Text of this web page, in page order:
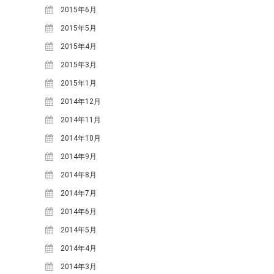
2015年6月
2015年5月
2015年4月
2015年3月
2015年1月
2014年12月
2014年11月
2014年10月
2014年9月
2014年8月
2014年7月
2014年6月
2014年5月
2014年4月
2014年3月